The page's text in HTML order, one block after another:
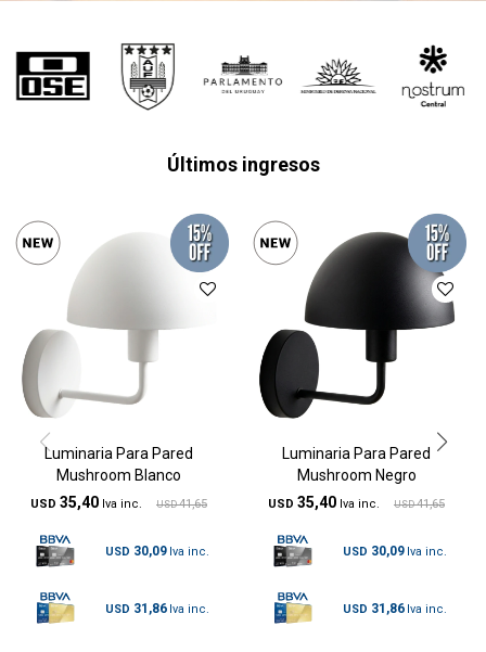
Últimos ingresos
Luminaria Para Pared
Mushroom Blanco
USD 35,40 USD 41,65
USD 30,09
USD 31,86
Luminaria Para Pared
Mushroom Negro
USD 35,40 USD 41,65
USD 30,09
USD 31,86